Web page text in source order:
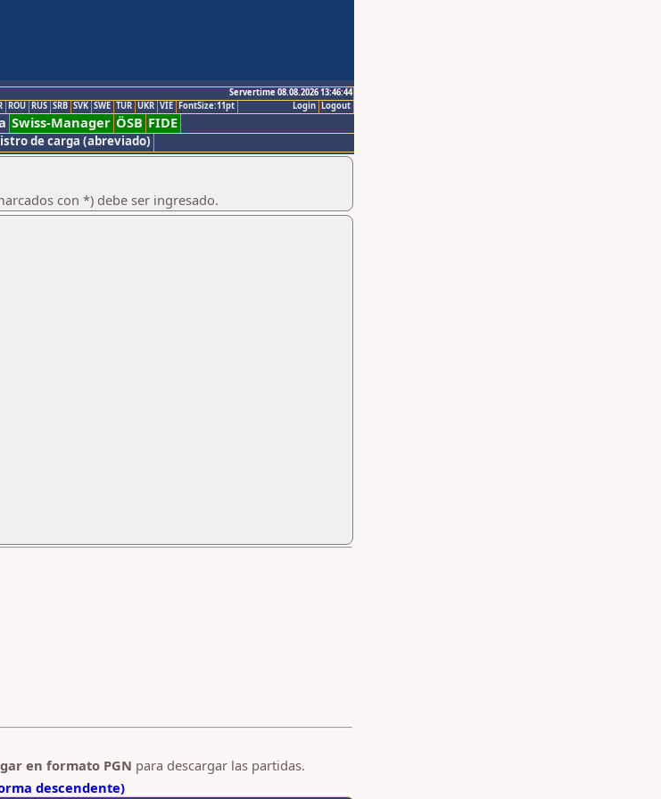
Servertime 08.08.2026 13:46:44
Logout
Login
ROU RUS SRB SVK SWE TUR UKR VIE FontSize:11pt
Swiss-Manager ÖSB FIDE
de carga (abreviado)
con *) debe ser ingresado.
en formato PGN para descargar las partidas.
descendente)